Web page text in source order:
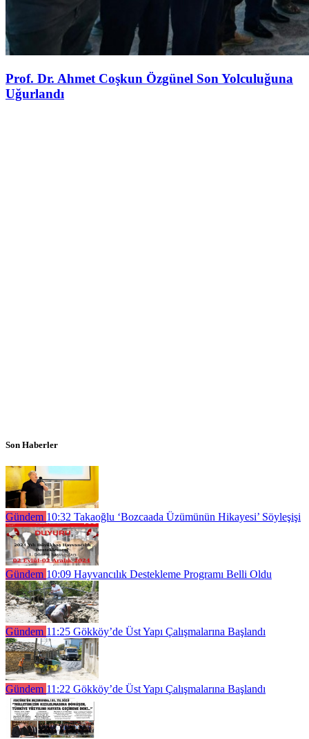
Prof. Dr. Ahmet Coşkun Özgünel Son Yolculuğuna
Uğurlandı
Son Haberler
Gündem 10:32 Takaoğlu ‘Bozcaada Üzümünün Hikayesi’ Söyleşişi
Gündem 10:09 Hayvancılık Destekleme Programı Belli Oldu
Gündem 11:25 Gökköy’de Üst Yapı Çalışmalarına Başlandı
Gündem 11:22 Gökköy’de Üst Yapı Çalışmalarına Başlandı